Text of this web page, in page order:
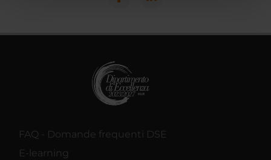
raccolto dal tuo utilizzo dei loro servizi.
FAQ - Domande frequenti DSE
E-learning